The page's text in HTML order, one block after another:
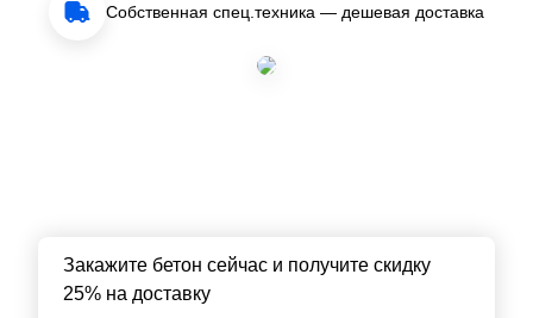
Собственная спец.техника — дешевая доставка
Закажите бетон сейчас и получите скидку
25% на доставку